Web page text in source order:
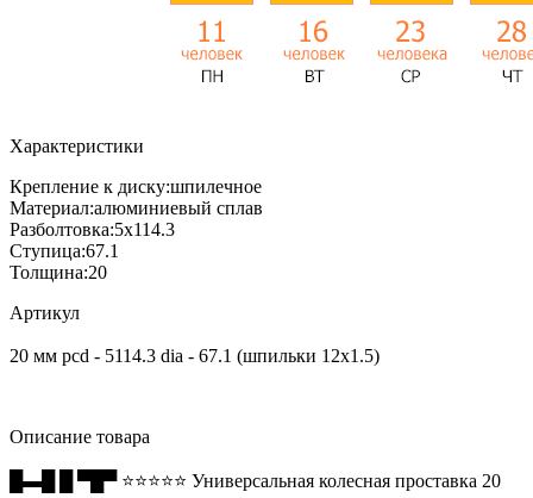
Характеристики
Крепление к диску:шпилечное
Материал:алюминиевый сплав
Разболтовка:5x114.3
Ступица:67.1
Толщина:20
Артикул
20 мм pcd - 5114.3 dia - 67.1 (шпильки 12x1.5)
Описание товара
█▬█ █ ▀█▀ ⭐⭐⭐⭐⭐ Универсальная колесная проставка 20